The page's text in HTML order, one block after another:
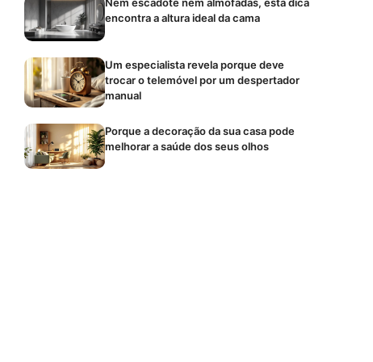
Nem escadote nem almofadas, esta dica
encontra a altura ideal da cama
Um especialista revela porque deve
trocar o telemóvel por um despertador
manual
Porque a decoração da sua casa pode
melhorar a saúde dos seus olhos